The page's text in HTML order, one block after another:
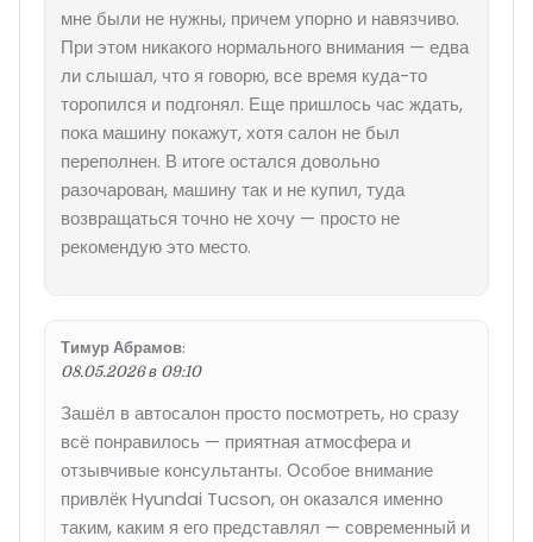
мне были не нужны, причем упорно и навязчиво.
При этом никакого нормального внимания — едва
ли слышал, что я говорю, все время куда-то
торопился и подгонял. Еще пришлось час ждать,
пока машину покажут, хотя салон не был
переполнен. В итоге остался довольно
разочарован, машину так и не купил, туда
возвращаться точно не хочу — просто не
рекомендую это место.
Тимур Абрамов:
08.05.2026 в 09:10
Зашёл в автосалон просто посмотреть, но сразу
всё понравилось — приятная атмосфера и
отзывчивые консультанты. Особое внимание
привлёк Hyundai Tucson, он оказался именно
таким, каким я его представлял — современный и